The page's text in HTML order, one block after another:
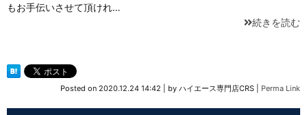
もお手伝いさせて頂けれ…
続きを読む
Posted on 2020.12.24 14:42 by ハイエース専門店CRS Perma Link